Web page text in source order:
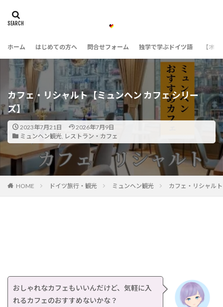
ホーム はじめての方へ 問合せフォーム 独学で学ぶドイツ語 【オ
カフェ・リシャルト【ミュンヘン カフェ シリー
ズ】
2023年7月21日
2026年7月9日
ミュンヘン観光, レストラン・カフェ
HOME ドイツ旅行・観光 ミュンヘン観光 カフェ・リシャル
おしゃれなカフェもいいんだけど、気軽に入
れるカフェのおすすめないかな？